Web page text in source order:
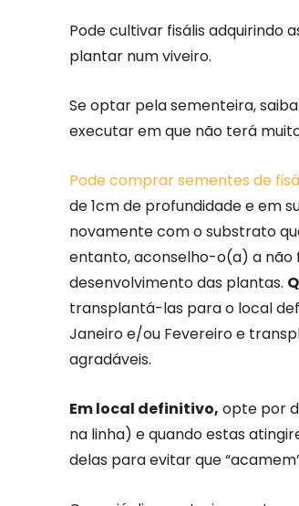
Pode cultivar fisális adquirindo
plantar num viveiro.
Se optar pela sementeira,
executar em que não terá
Pode comprar sementes de
de 1cm de profundidade e em
novamente com o substrato
entanto, aconselho-o(a) a não
desenvolvimento das plantas.
transplantá-las para o local
Janeiro e/ou Fevereiro e
agradáveis.
Em local definitivo, opte por
na linha) e quando estas
delas para evitar que